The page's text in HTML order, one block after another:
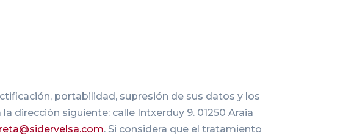
portabilidad, supresión de sus datos y los
dirección siguiente: calle Intxerduy 9. 01250 Araia
. Si considera que el tratamiento